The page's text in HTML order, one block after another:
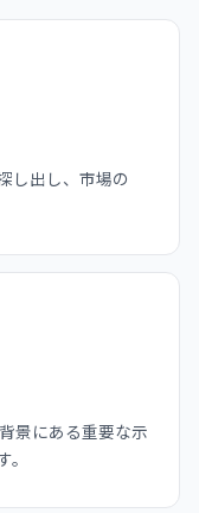
し出し、市場の
景にある重要な示
。